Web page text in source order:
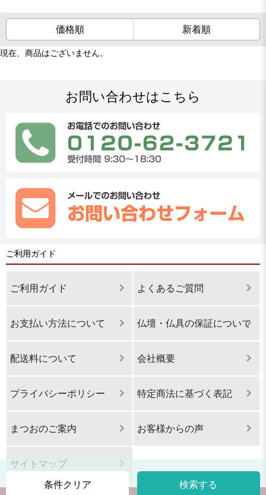
条件クリア 検索する
価格順 新着順
現在、商品はございません。
お問い合わせはこちら
ご利用ガイド
ご利用ガイド よくあるご質問
お支払い方法について 仏壇・仏具の保証について
配送料について 会社概要
プライバシーポリシー 特定商法に基づく表記
まつおのご案内 お客様からの声
サイトマップ